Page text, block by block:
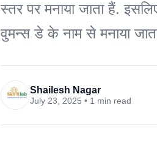
स्तर पर मनाया जाता हैं.
वुमन्स डे के नाम से मनाया
Shailesh Nagar
July 23, 2025 • 1 min read